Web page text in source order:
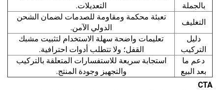
بالجملة
التعديلات.
التغليف
تعبئة محكمة ومقاومة للصدمات لضمان الشحن
الدولي الآمن.
دليل
التركيب
تعليمات واضحة سهلة الاستخدام لتثبيت مشبك
القفل؛ ولا تتطلب أدوات احترافية.
دعم ما
بعد البيع
استجابة سريعة للاستفسارات المتعلقة بالتركيب
والتجهيز وجودة المنتج.
CTA